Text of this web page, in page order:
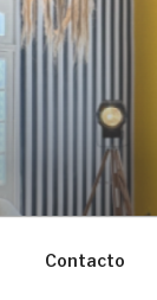
Contacto